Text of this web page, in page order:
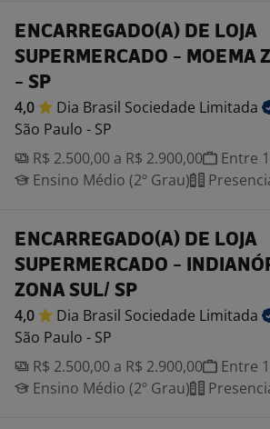
ENCARREGADO(A) DE LOJA
SUPERMERCADO - MOEMA
- SP
4,0 Dia Brasil Sociedade Limitada
São Paulo - SP
R$ 2.500,00 a R$ 2.900,00
Entre
Ensino Médio (2º Grau)
ENCARREGADO(A) DE LOJA
SUPERMERCADO -
ZONA SUL/ SP
4,0 Dia Brasil Sociedade Limitada
São Paulo - SP
R$ 2.500,00 a R$ 2.900,00
Entre
Ensino Médio (2º Grau)